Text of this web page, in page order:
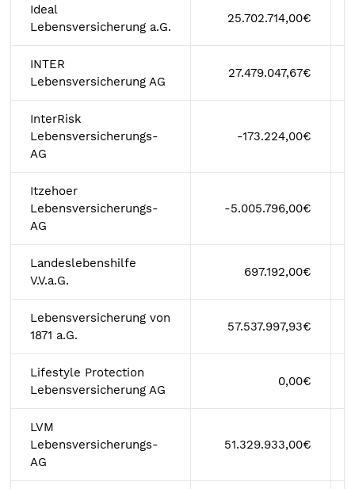
Ideal
Lebensversicherung a.G.
25.702.714,00€
INTER
Lebensversicherung AG
27.479.047,67€
InterRisk
Lebensversicherungs-
AG
-173.224,00€
Itzehoer
Lebensversicherungs-
AG
-5.005.796,00€
Landeslebenshilfe
V.V.a.G.
697.192,00€
Lebensversicherung von
1871 a.G.
57.537.997,93€
Lifestyle Protection
Lebensversicherung AG
0,00€
LVM
Lebensversicherungs-
AG
51.329.933,00€